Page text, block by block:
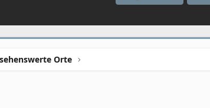
Orte